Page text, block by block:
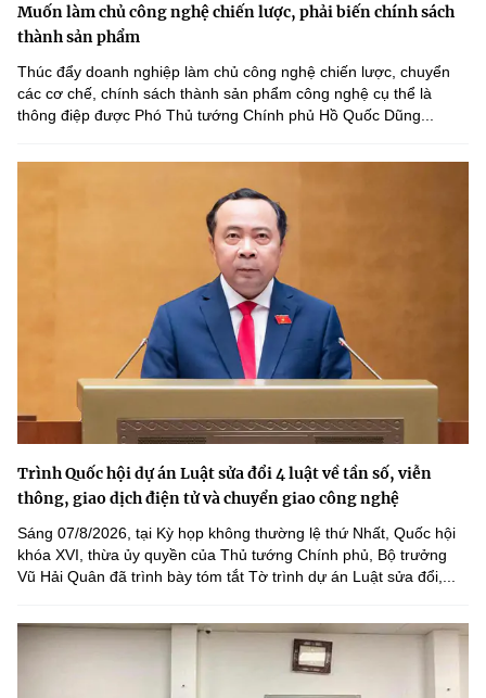
Muốn làm chủ công nghệ chiến lược, phải biến chính sách
thành sản phẩm
Thúc đẩy doanh nghiệp làm chủ công nghệ chiến lược, chuyển
các cơ chế, chính sách thành sản phẩm công nghệ cụ thể là
thông điệp được Phó Thủ tướng Chính phủ Hồ Quốc Dũng...
Trình Quốc hội dự án Luật sửa đổi 4 luật về tần số, viễn
thông, giao dịch điện tử và chuyển giao công nghệ
Sáng 07/8/2026, tại Kỳ họp không thường lệ thứ Nhất, Quốc hội
khóa XVI, thừa ủy quyền của Thủ tướng Chính phủ, Bộ trưởng
Vũ Hải Quân đã trình bày tóm tắt Tờ trình dự án Luật sửa đổi,...